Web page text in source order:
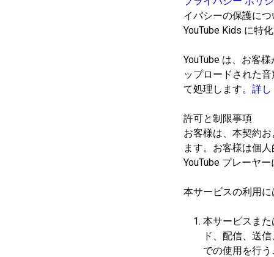
イバシーの保護に
YouTube Kids に特
YouTube は、お客
ップロードされた
て処理します。 詳し
許可と制限事項
お客様は、本契約
ます。お客様は個
YouTube プレーヤ
本サービスの利用
本サービスま
ド、配信、送
での使用を行